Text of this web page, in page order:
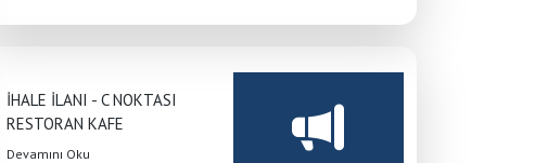
İHALE İLANI - C NOKTASI
RESTORAN KAFE
Devamını Oku